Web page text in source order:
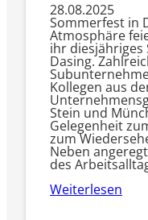
28.08.2025
Sommerfest in
Atmosphäre
ihr
Dasing.
Kollegen aus
Stein und
Gelegenheit
zum
Neben
des
Weiterlesen